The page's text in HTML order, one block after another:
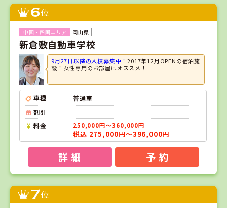
6位
岡山県
新倉敷自動車学校
9月27日以降の入校募集中！2017年12月OPENの宿泊施
設！女性専用のお部屋はオススメ！
車種
普通車
割引
料金
250,000円～360,000円
税込 275,000円～396,000円
詳 細 予 約
7位